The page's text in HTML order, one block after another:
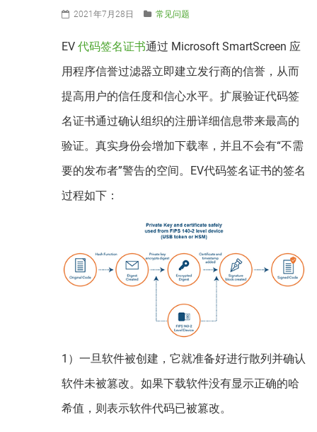
2021年7月28日 常见问题
EV 代码签名证书通过 Microsoft SmartScreen 应
用程序信誉过滤器立即建立发行商的信誉，从而
提高用户的信任度和信心水平。扩展验证代码签
名证书通过确认组织的注册详细信息带来最高的
验证。真实身份会增加下载率，并且不会有“不需
要的发布者”警告的空间。EV代码签名证书的签名
过程如下：
1）一旦软件被创建，它就准备好进行散列并确认
软件未被篡改。如果下载软件没有显示正确的哈
希值，则表示软件代码已被篡改。